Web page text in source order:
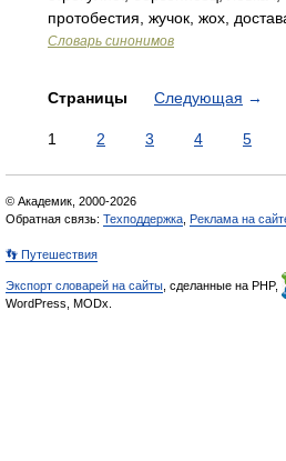
протобестия, жучок, жох,
Словарь синонимов
Страницы Следующая →
1 2 3 4 5
© Академик, 2000-2026
Обратная связь: Техподдержка Реклама на
👣 Путешествия
Экспорт словарей на сайты , сделанные на PHP,
WordPress, MODx.